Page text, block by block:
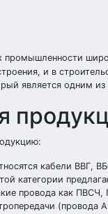
промышленности
и в
является одним
кабели ВВГ,
категории
провода как
(провода